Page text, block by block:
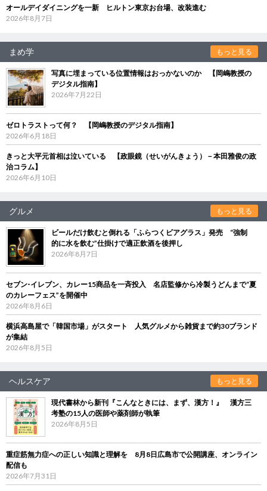
オールデイダイニングを一新 ヒルトン東京お台場、改装進む
2026年8月7日
まめ学 もっと見る
写真に埋まっている位置情報はおっかないのか 【岡嶋教授の
デジタル指南】
2026年7月22日
ゼロトラストって何？ 【岡嶋教授のデジタル指南】
2026年6月18日
きっと大平元首相は泣いている 【政眼鏡（せいがんきょう）－本田雅俊の政
治コラム】
2026年6月10日
グルメ もっと見る
ビールだけ飲むと倒れる「ふらつくビアグラス」発売 “強制
的に水を飲む”仕掛けで適正飲酒を後押し
2026年8月7日
セブン‐イレブン、カレー15商品を一斉投入 名店監修から冷製うどんまで“夏
のカレーフェス”を開催中
2026年8月6日
横浜高島屋で「韓国市場」がスタート 人気グルメから雑貨まで約30ブランド
が集結
2026年8月5日
ヘルスケア もっと見る
現代書林から新刊『こんなときには、まず、漢方！』 漢方三
考塾の15人の医師や薬剤師が執筆
2026年8月5日
重症筋無力症への正しい知識と理解を 8月8日広島市で公開講座、オンライン
配信も
2026年7月31日